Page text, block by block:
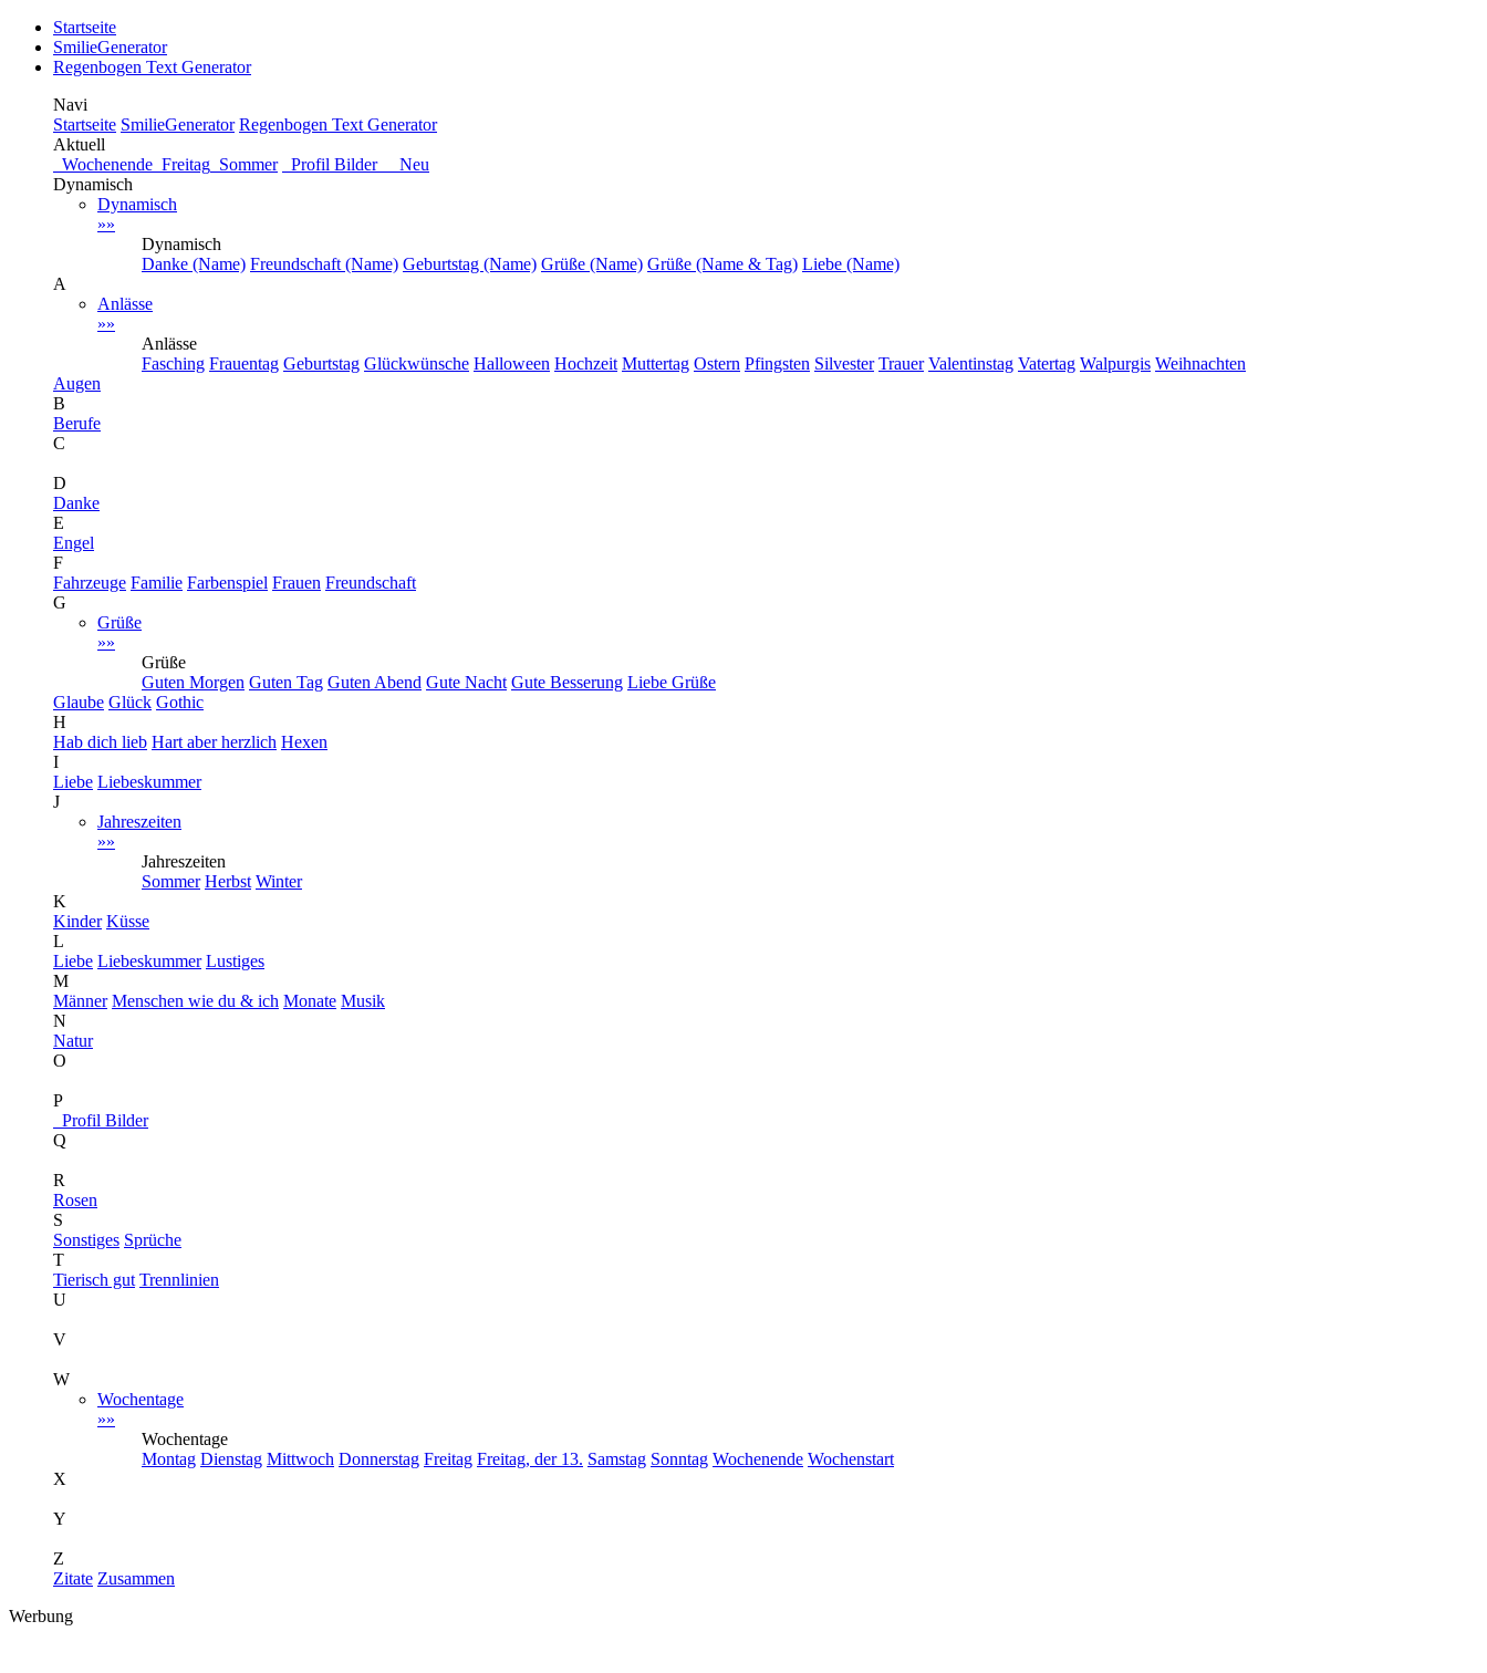
Startseite
SmilieGenerator
Regenbogen Text Generator
Navi
Startseite SmilieGenerator Regenbogen Text Generator
Aktuell
Wochenende Freitag Sommer
Profil Bilder Neu
Dynamisch
Dynamisch
»»
Dynamisch
Danke (Name) Freundschaft (Name) Geburtstag (Name) Grüße (Name) Grüße (Name & Tag) Liebe (Name)
A
Anlässe
»»
Anlässe
Fasching Frauentag Geburtstag Glückwünsche Halloween Hochzeit Muttertag Ostern Pfingsten Silvester Trauer Valentinstag Vatertag Walpurgis Weihnachten
Augen
B
Berufe
C
D
Danke
E
Engel
F
Fahrzeuge Familie Farbenspiel Frauen Freundschaft
G
Grüße
»»
Grüße
Guten Morgen Guten Tag Guten Abend Gute Nacht Gute Besserung Liebe Grüße
Glaube Glück Gothic
H
Hab dich lieb Hart aber herzlich Hexen
I
Liebe Liebeskummer
J
Jahreszeiten
»»
Jahreszeiten
Sommer Herbst Winter
K
Kinder Küsse
L
Liebe Liebeskummer Lustiges
M
Männer Menschen wie du & ich Monate Musik
N
Natur
O
P
Profil Bilder
Q
R
Rosen
S
Sonstiges Sprüche
T
Tierisch gut Trennlinien
U
V
W
Wochentage
»»
Wochentage
Montag Dienstag Mittwoch Donnerstag Freitag Freitag, der 13. Samstag Sonntag Wochenende Wochenstart
X
Y
Z
Zitate Zusammen
Werbung